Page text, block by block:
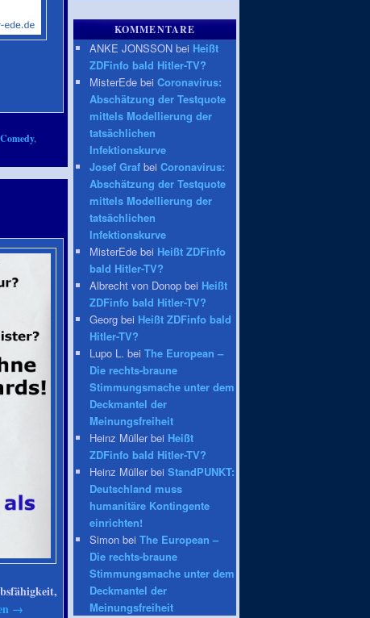
Comedy,
→
KOMMENTARE
ANKE JONSSON bei Heißt
ZDFinfo bald Hitler-TV?
MisterEde bei Coronavirus:
Abschätzung der Testquote
mittels Modellierung der
tatsächlichen
Infektionskurve
Josef Graf bei Coronavirus:
Abschätzung der Testquote
mittels Modellierung der
tatsächlichen
Infektionskurve
MisterEde bei Heißt ZDFinfo
bald Hitler-TV?
Albrecht von Donop bei Heißt
ZDFinfo bald Hitler-TV?
Georg bei Heißt ZDFinfo bald
Hitler-TV?
Lupo L. bei The European –
Die rechts-braune
Stimmungsmache unter dem
Deckmantel der
Meinungsfreiheit
Heinz Müller bei Heißt
ZDFinfo bald Hitler-TV?
Heinz Müller bei StandPUNKT:
Deutschland muss
humanitäre Kontingente
einrichten!
Simon bei The European –
Die rechts-braune
Stimmungsmache unter dem
Deckmantel der
Meinungsfreiheit